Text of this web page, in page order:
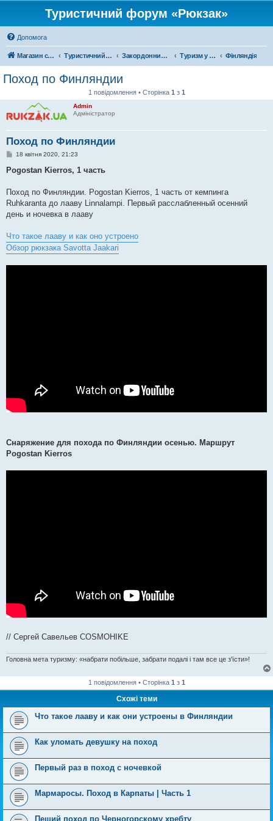
Туристичний форум «Рюкзак»
Допомога
Магазин спорядження Туристичний форум «Рюкзак» Закордонний туризм Туризм у Європі Фінляндія
Поход по Финляндии
1 повідомлення • Сторінка 1 з 1
Admin
Адміністратор
Поход по Финляндии
П
в
о
л
е
я
18 квітня 2020, 21:23
Pogostan Kierros, 1 часть
Поход по Финляндии. Pogostan Kierros, 1 часть от кемпинга
Ruhkaranta до лааву Linnalampi. Первый расслабленный осенний
день и ночевка в лааву
Что такое лааву и как оно устроено
Обзор рюкзака Savotta Jaakari
Снаряжение для похода по Финляндии осенью. Маршрут
Pogostan Kierros
// Сергей Савельев COSMOHIKE
Головна мета туризму: «набрати побільше, забрати подалі і там все це з'їсти»!
1 повідомлення • Сторінка 1 з 1
Схожі теми
Что такое лааву и как они устроены в Финляндии
Как уломать девушку на поход
Первый раз в поход с ночевкой
Мармаросы. Поход в Карпаты | Часть 1
Пеший поход по Черногорскому хребту